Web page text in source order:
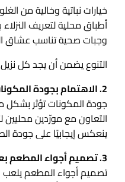
خيارات نباتية وخالية من
أطباق محلية لتعريف
وجبات صحية تناسب عشاق
التنوع يضمن أن يجد كل
2. الاهتمام بجودة المكونات
جودة المكونات تؤثر
التعاون مع مورّدين محليين
ينعكس إيجابيًا على جودة
3. تصميم أجواء المطعم بعناية
تصميم أجواء المطعم يلعب